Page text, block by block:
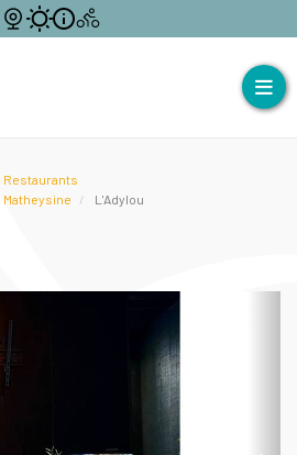
Restaurants
L'Adylou